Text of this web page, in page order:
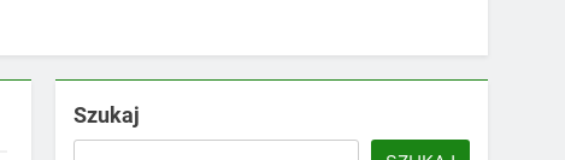
Szukaj